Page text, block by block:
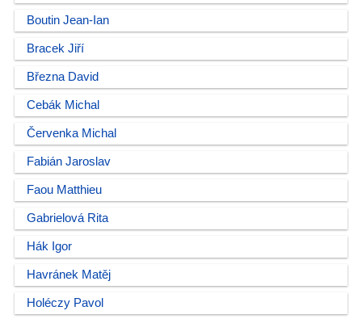
Boutin Jean-Ian
Bracek Jiří
Března David
Cebák Michal
Červenka Michal
Fabián Jaroslav
Faou Matthieu
Gabrielová Rita
Hák Igor
Havránek Matěj
Holéczy Pavol